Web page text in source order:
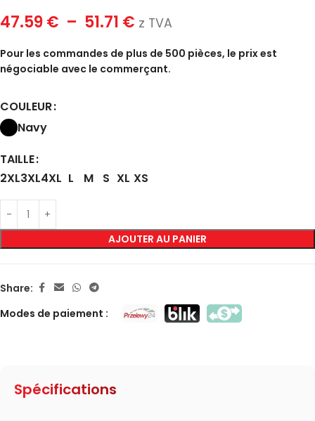
47.59€ – 51.71 € z TVA
Pour les commandes de plus de 500 pièces, le prix est
négociable avec le commerçant.
COULEUR
Navy
TAILLE
2XL3XL4XL L M S XL XS
AJOUTER AU PANIER
Share:
Modes de paiement :
Spécifications